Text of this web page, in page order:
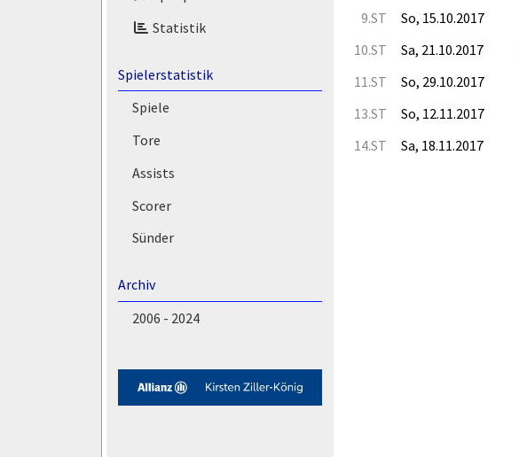
Statistik
Spielerstatistik
Spiele
Tore
Assists
Scorer
Sünder
Archiv
2006 - 2024
9.ST
So, 15.10.2017
10.ST
Sa, 21.10.2017
11.ST
So, 29.10.2017
13.ST
So, 12.11.2017
14.ST
Sa, 18.11.2017